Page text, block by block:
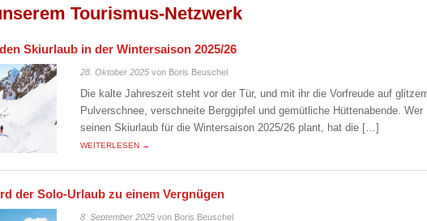
Tourismus-Netzwerk
Skiurlaub in der Wintersaison 2025/26
28. Oktober 2025 von Boris Beuschel
Die kalte Jahreszeit steht vor der Tür, und mit ihr die Vorfreude auf
Pulverschnee, verschneite Berggipfel und gemütliche Hüttenabende. Wer
seinen Skiurlaub für die Wintersaison 2025/26 plant, hat die […]
WEITERLESEN →
der Solo-Urlaub zu einem Vergnügen
8. September 2025 von Boris Beuschel